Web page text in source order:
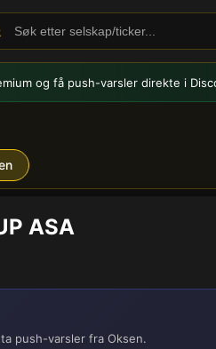
og få push-varslerdirekte i
ASA
push-varsler fra Oksen.